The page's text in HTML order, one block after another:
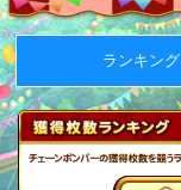
ランキング